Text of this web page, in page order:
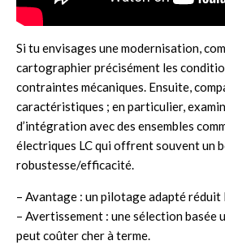
Si tu envisages une modernisation,
cartographier précisément les
contraintes mécaniques. Ensuite,
caractéristiques ; en particulier,
d’intégration avec des ensembles
électriques LCqui offrent souvent un
robustesse/efficacité.
– Avantage : un pilotage adapté réduit
– Avertissement : une sélection basée
peut coûter cher à terme.